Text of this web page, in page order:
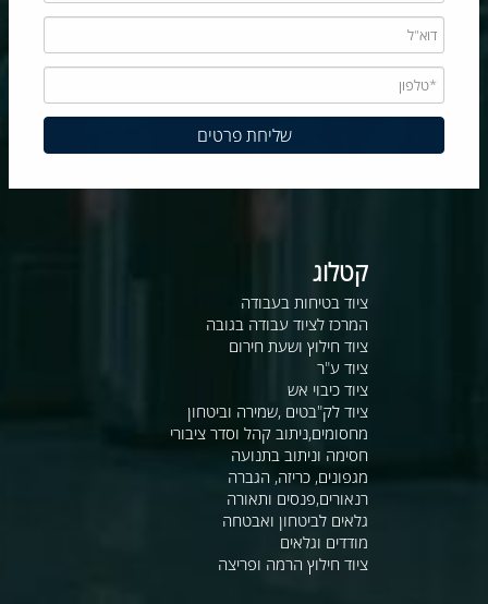
קטלוג
ציוד בטיחות בעבודה
המרכז לציוד עבודה בגובה
ציוד חילוץ ושעת חירום
ציוד ע"ר
ציוד כיבוי אש
ציוד לק"בטים ,שמירה וביטחון
מחסומים,ניתוב קהל וסדר ציבורי
חסימה וניתוב בתנועה
מגפונים, כריזה, הגברה
רנאורים,פנסים ותאורה
גלאים לביטחון ואבטחה
מודדים וגלאים
ציוד חילוץ הרמה ופריצה